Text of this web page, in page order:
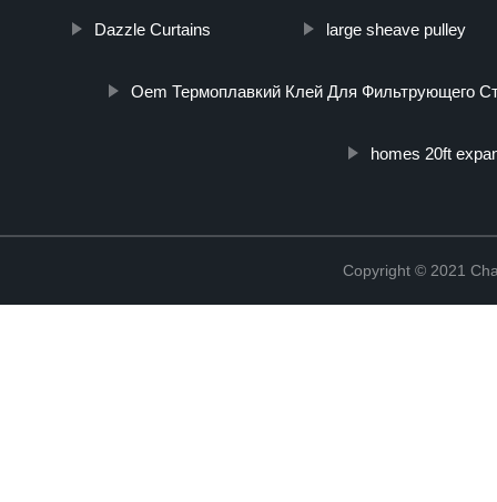
Dazzle Curtains large sheave pulley
Oem Термоплавкий Клей Для Фильтрующего
homes 20ft
Copyright © 2021